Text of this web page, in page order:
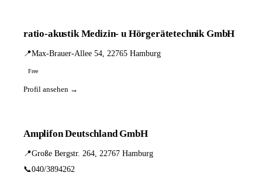
ratio-akustik Medizin- u Hörgerätetechnik GmbH
📍Max-Brauer-Allee 54, 22765 Hamburg
Free
Profil ansehen →
Amplifon Deutschland GmbH
📍Große Bergstr. 264, 22767 Hamburg
📞040/3894262